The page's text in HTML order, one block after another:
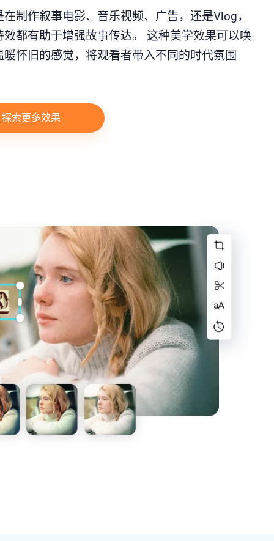
制作叙事电影、音乐视频、广告，还是Vlog，
效都有助于增强故事传达。 这种美学效果可以唤
暖怀旧的感觉，将观看者带入不同的时代氛围
探索更多效果